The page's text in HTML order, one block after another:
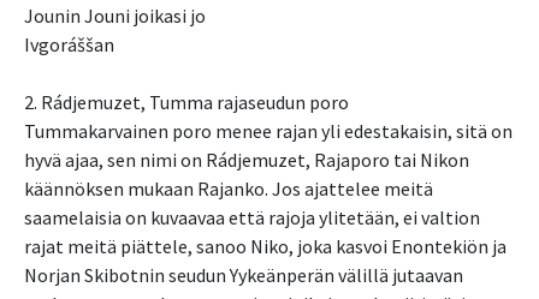
Jounin Jouni joikasi jo
Ivgoráššan
2. Rádjemuzet, Tumma rajaseudun poro
Tummakarvainen poro menee rajan yli edestakaisin, sitä on
hyvä ajaa, sen nimi on Rádjemuzet, Rajaporo tai Nikon
käännöksen mukaan Rajanko. Jos ajattelee meitä
saamelaisia on kuvaavaa että rajoja ylitetään, ei valtion
rajat meitä piättele, sanoo Niko, joka kasvoi Enontekiön ja
Norjan Skibotnin seudun Yykeänperän välillä jutaavan